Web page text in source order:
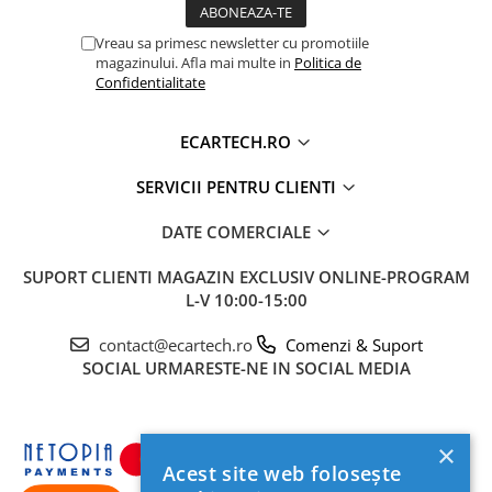
funcționeze rapid și eficient. Este compatibil cu un
număr mare de aplicații, iar lansarea și comutarea dintre
acestea este una dinamică.
Procesor Octa-core 8 x 1.6Ghz 28nMPerformanțe
stabilă a căldurii.
Vreau sa primesc newsletter cu promotiile
magazinului. Afla mai multe in Politica de
Confidentialitate
ECARTECH.RO
SERVICII PENTRU CLIENTI
DATE COMERCIALE
SUPORT CLIENTI MAGAZIN EXCLUSIV ONLINE-PROGRAM
L-V 10:00-15:00
contact@ecartech.ro
Comenzi & Suport
SOCIAL URMARESTE-NE IN SOCIAL MEDIA
×
Acest site web folosește